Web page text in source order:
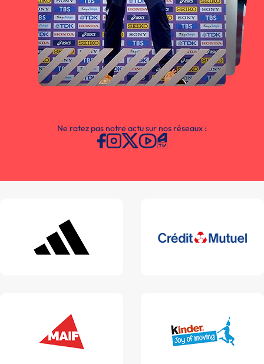
Ne ratez pas notre actu sur nos réseaux :